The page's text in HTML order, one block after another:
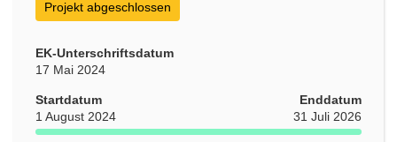
Projekt abgeschlossen
EK-Unterschriftsdatum
17 Mai 2024
Startdatum
1 August 2024
Enddatum
31 Juli 2026